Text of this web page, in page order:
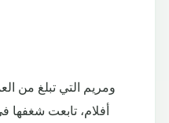
ومريم التي تبلغ من
أفلام، تابعت شغفها